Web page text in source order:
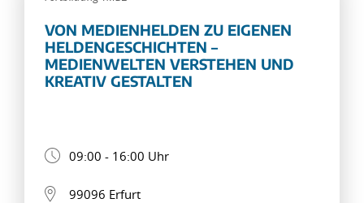
VON MEDIENHELDEN ZU EIGENEN
HELDENGESCHICHTEN –
MEDIENWELTEN VERSTEHEN UND
KREATIV GESTALTEN
09:00 - 16:00 Uhr
99096 Erfurt